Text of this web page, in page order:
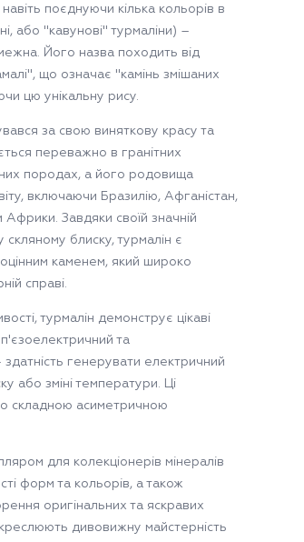
поєднуючи кілька кольорів в
або "кавунові" турмаліни) –
Його назва походить від
що означає "камінь змішаних
цю унікальну рису.
за свою виняткову красу та
переважно в гранітних
породах, а його родовища
включаючи Бразилію, Афганістан,
Завдяки своїй значній
блиску, турмалін є
каменем, який широко
справі.
турмалін демонструє цікаві
п'єзоелектричний та
генерувати електричний
або зміні температури. Ці
складною асиметричною
для колекціонерів мінералів
форм та кольорів, а також
оригінальних та яскравих
дивовижну майстерність